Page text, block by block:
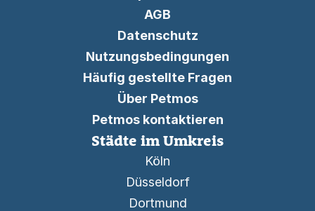
AGB
Datenschutz
Nutzungsbedingungen
Häufig gestellte Fragen
Über Petmos
Petmos kontaktieren
Städte im Umkreis
Köln
Düsseldorf
Dortmund